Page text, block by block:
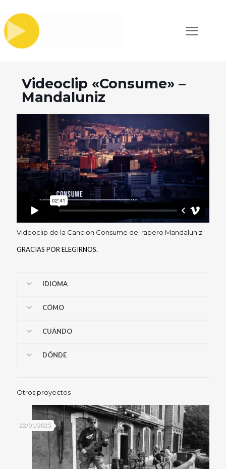
Videoclip «Consume» –
Mandaluniz
Videoclip de la Cancion Consume del rapero Mandaluniz
GRACIAS POR ELEGIRNOS.
IDIOMA
CÓMO
CUÁNDO
DÓNDE
Otros proyectos
22/01/2025